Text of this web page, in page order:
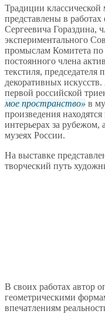
Традиции классической
представлены в работах
Сергеевича Гораздина,
экспериментального
промыслам Комитета по
постоянного члена
текстиля,
декоративных
первой российской
мое пространство
в
произведения
интерьерах за рубежом,
музеях России.
На выставке
творческий путь
В своих работах автор
геометрическими
впечатлениям